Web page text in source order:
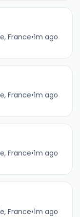
France•1m ago
France•1m ago
France•1m ago
France•1m ago